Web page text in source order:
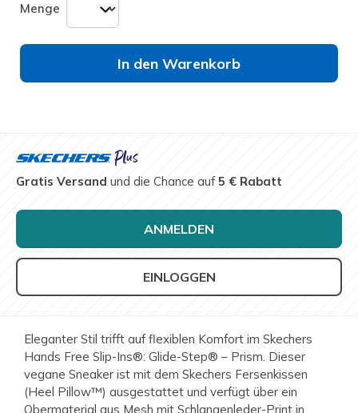
Menge
In den Warenkorb
Gratis Versand und die Chance auf5 € Rabatt
ANMELDEN
EINLOGGEN
Eleganter Stil trifft auf flexiblen Komfort im Skechers
Hands Free Slip-Ins®: Glide-Step® – Prism. Dieser
vegane Sneaker ist mit dem Skechers Fersenkissen
(Heel Pillow™) ausgestattet und verfügt über ein
Obermaterial aus Mesh mit Schlangenleder-Print in